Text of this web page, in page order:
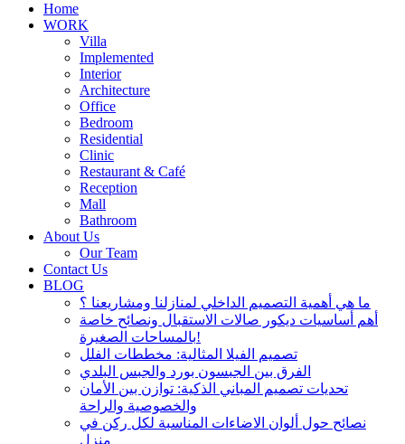
Home
WORK
Villa
Implemented
Interior
Architecture
Office
Bedroom
Residential
Clinic
Restaurant & Café
Reception
Mall
Bathroom
About Us
Our Team
Contact Us
BLOG
ما هي أهمية التصميم الداخلي لمنازلنا ومشاريعنا ؟
أهم أساسيات ديكور صالات الاستقبال ونصائح خاصة
بالمساحات الصغيرة!
تصميم الفيلا المثالية: مخططات الفلل
الفرق بين الجبسون بورد والجبس البلدي
تحديات تصميم المباني الذكية: توازن بين الأمان
والخصوصية والراحة
نصائح حول ألوان الاضاءات المناسبة لكل ركن في
منزل